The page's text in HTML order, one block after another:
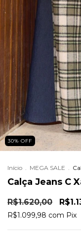
30% OFF
Início . MEGA SALE .
Calça Jeans C
R$1.620,00
R$1.099,98 com Pix